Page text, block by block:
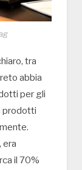
tra
abbia
per gli
prodotti
era
il 70%